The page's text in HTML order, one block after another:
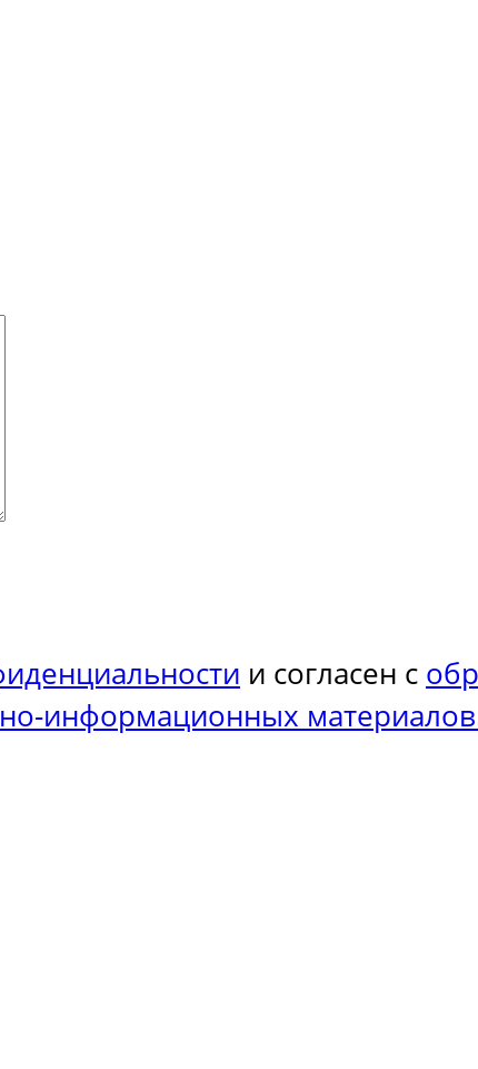
и согласен с
информационных